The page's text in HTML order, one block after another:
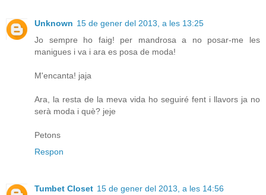
Unknown 15 de gener del 2013, a les 13:25
Jo sempre ho faig! per mandrosa a no posar-me les
manigues i va i ara es posa de moda!
M'encanta! jaja
Ara, la resta de la meva vida ho seguiré fent i llavors ja no
serà moda i què? jeje
Petons
Respon
Tumbet Closet 15 de gener del 2013, a les 14:56